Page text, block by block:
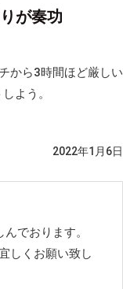
が奏功
から3時間ほど厳しい
よう。
2022年1月6日
でおります。
しくお願い致し